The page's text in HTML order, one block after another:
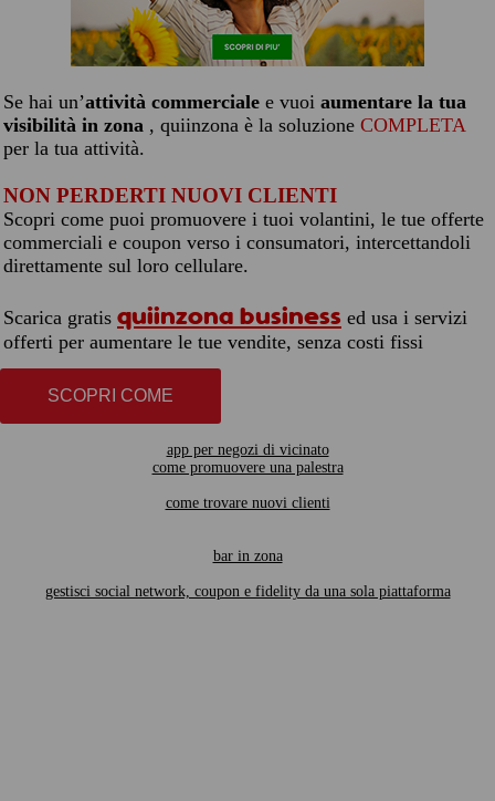
Se hai un’attività commerciale e vuoi aumentare la tua
visibilità in zona , quiinzona è la soluzione COMPLETA
per la tua attività.
NON PERDERTI NUOVI CLIENTI
Scopri come puoi promuovere i tuoi volantini, le tue offerte
commerciali e coupon verso i consumatori, intercettandoli
direttamente sul loro cellulare.
Scarica gratis quiinzona business ed usa i servizi
offerti per aumentare le tue vendite, senza costi fissi
SCOPRI COME
app per negozi di vicinato
come promuovere una palestra
come trovare nuovi clienti
bar in zona
gestisci social network, coupon e fidelity da una sola piattaforma